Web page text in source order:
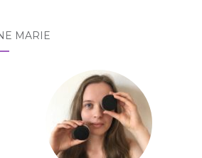
MARIE